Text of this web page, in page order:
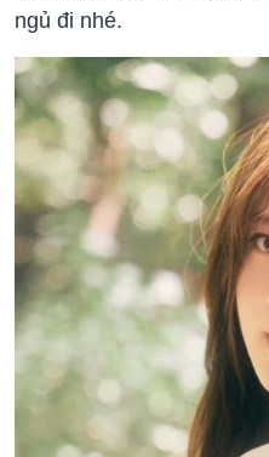
ngủ đi nhé.